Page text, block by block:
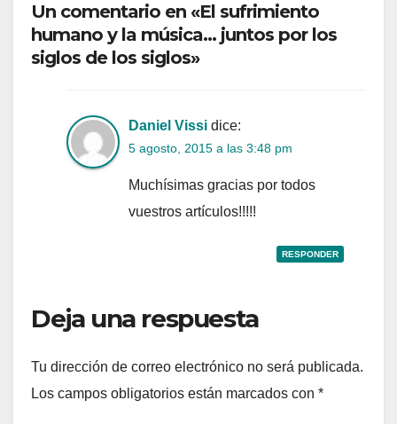
Un comentario en «El sufrimiento
humano y la música… juntos por los
siglos de los siglos»
Daniel Vissi dice:
5 agosto, 2015 a las 3:48 pm
Muchísimas gracias por todos
vuestros artículos!!!!!
RESPONDER
Deja una respuesta
Tu dirección de correo electrónico no será publicada.
Los campos obligatorios están marcados con *